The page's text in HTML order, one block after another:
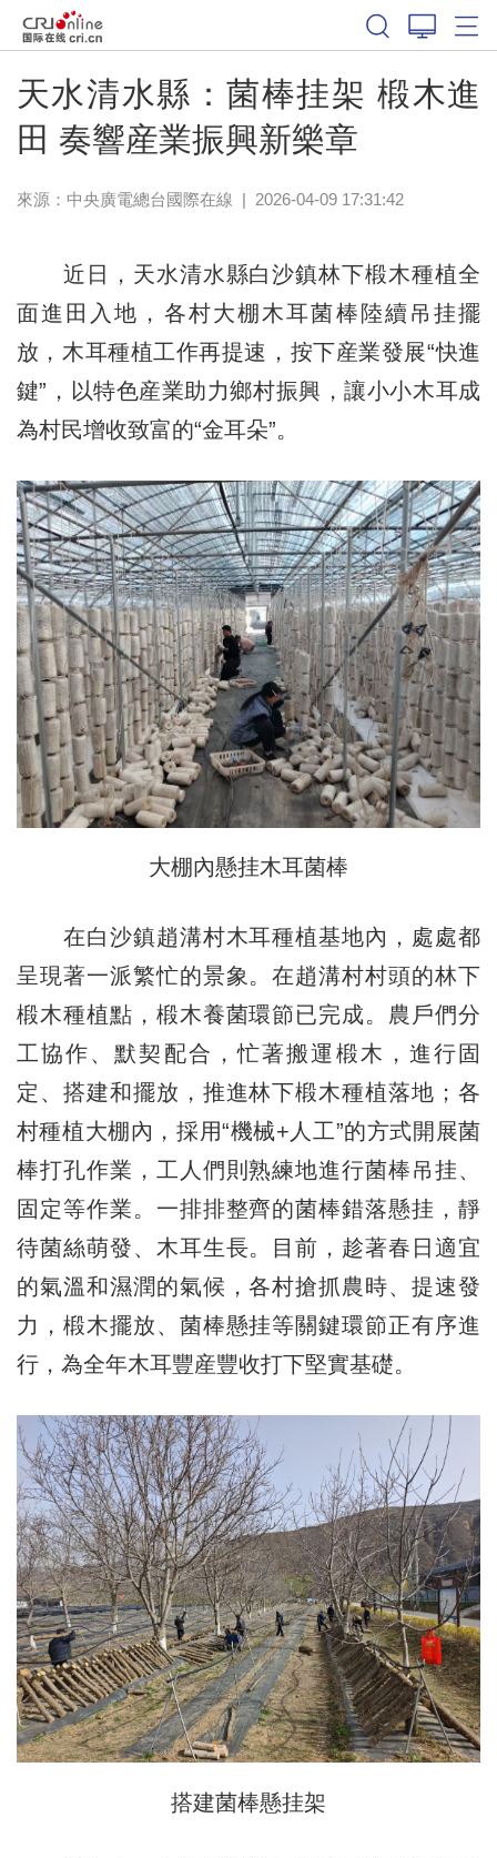
天水清水縣：菌棒挂架 椴木進
田 奏響産業振興新樂章
來源：中央廣電總台國際在線 | 2026-04-09 17:31:42
近日，天水清水縣白沙鎮林下椴木種植全
面進田入地，各村大棚木耳菌棒陸續吊挂擺
放，木耳種植工作再提速，按下産業發展“快進
鍵”，以特色産業助力鄉村振興，讓小小木耳成
為村民增收致富的“金耳朵”。
大棚內懸挂木耳菌棒
在白沙鎮趙溝村木耳種植基地內，處處都
呈現著一派繁忙的景象。在趙溝村村頭的林下
椴木種植點，椴木養菌環節已完成。農戶們分
工協作、默契配合，忙著搬運椴木，進行固
定、搭建和擺放，推進林下椴木種植落地；各
村種植大棚內，採用“機械+人工”的方式開展菌
棒打孔作業，工人們則熟練地進行菌棒吊挂、
固定等作業。一排排整齊的菌棒錯落懸挂，靜
待菌絲萌發、木耳生長。目前，趁著春日適宜
的氣溫和濕潤的氣候，各村搶抓農時、提速發
力，椴木擺放、菌棒懸挂等關鍵環節正有序進
行，為全年木耳豐産豐收打下堅實基礎。
搭建菌棒懸挂架